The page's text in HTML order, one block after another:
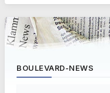
BOULEVARD-NEWS